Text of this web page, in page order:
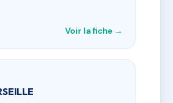
Voir la fiche →